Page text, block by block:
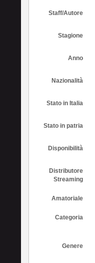
Staff/Autore
Stagione
Anno
Nazionalità
Stato in Italia
Stato in patria
Disponibilità
Distributore
Streaming
Amatoriale
Categoria
Genere